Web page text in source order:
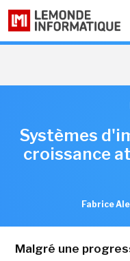
Systèmes
croissance
Fabrice
Malgré une